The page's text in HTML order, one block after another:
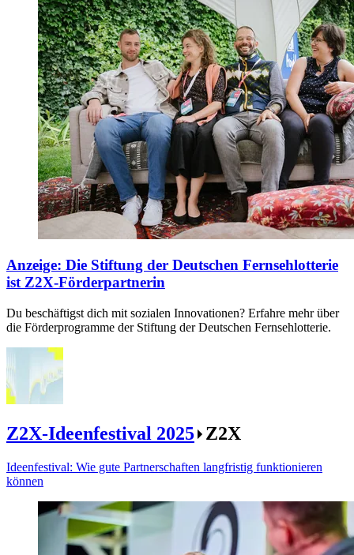
Anzeige: Die Stiftung der Deutschen Fernsehlotterie
ist Z2X-Förderpartnerin
Du beschäftigst dich mit sozialen Innovationen? Erfahre mehr über
die Förderprogramme der Stiftung der Deutschen Fernsehlotterie.
Z2X-Ideenfestival 2025 Z2X
Ideenfestival: Wie gute Partnerschaften langfristig funktionieren
können